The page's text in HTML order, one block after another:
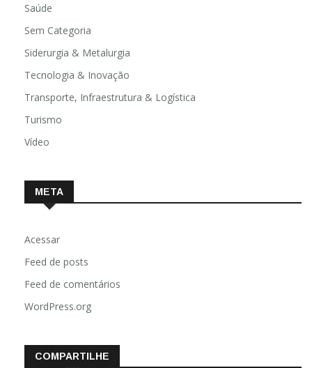
Saúde
Sem Categoria
Siderurgia & Metalurgia
Tecnologia & Inovação
Transporte, Infraestrutura & Logística
Turismo
Vídeo
META
Acessar
Feed de posts
Feed de comentários
WordPress.org
COMPARTILHE